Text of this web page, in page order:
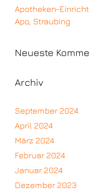
Apotheken-
Apo, Straubing
Neueste
Archiv
September 2024
April 2024
März 2024
Februar 2024
Januar 2024
Dezember 2023